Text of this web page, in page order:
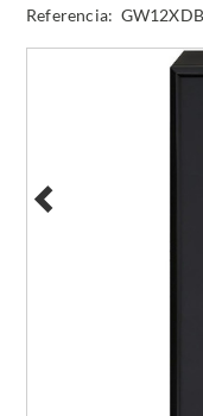
Referencia: